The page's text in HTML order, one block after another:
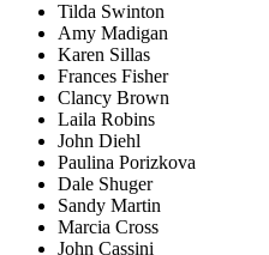
Tilda Swinton
Amy Madigan
Karen Sillas
Frances Fisher
Clancy Brown
Laila Robins
John Diehl
Paulina Porizkova
Dale Shuger
Sandy Martin
Marcia Cross
John Cassini